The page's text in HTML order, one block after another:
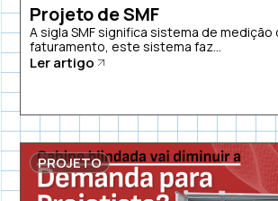
Projeto de SMF
A sigla SMF significa sistema de medição
faturamento, este sistema faz...
Ler artigo
PROJETO